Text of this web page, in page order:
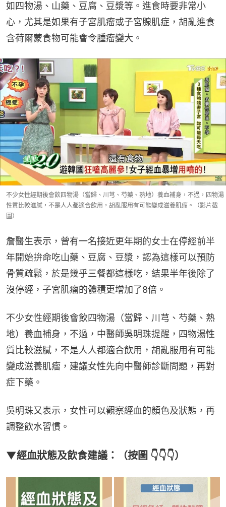
如四物湯、山藥、豆腐、豆漿等。進食時要非常小
心，尤其是如果有子宮肌瘤或子宮腺肌症，胡亂進食
含荷爾蒙食物可能會令腫瘤變大。
不少女性經期後會飲四物湯（當歸、川芎、芍藥、熟地）養血補身，不過，四物湯
性質比較滋膩，不是人人都適合飲用，胡亂服用有可能變成滋養肌瘤。（影片截
圖）
詹醫生表示，曾有一名接近更年期的女士在停經前半
年開始拚命吃山藥、豆腐、豆漿，認為這樣可以預防
骨質疏鬆，於是幾乎三餐都這樣吃，結果半年後除了
沒停經，子宮肌瘤的體積更增加了8倍。
不少女性經期後會飲四物湯（當歸、川芎、芍藥、熟
地）養血補身，不過，中醫師吳明珠提醒，四物湯性
質比較滋膩，不是人人都適合飲用，胡亂服用有可能
變成滋養肌瘤，建議女性先向中醫師診斷問題，再對
症下藥。
吳明珠又表示，女性可以觀察經血的顏色及狀態，再
調整飲水習慣。
▼經血狀態及飲食建議：（按圖 👇👇👇）